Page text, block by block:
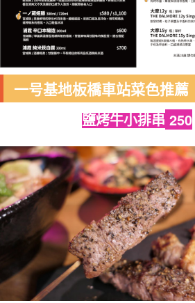
一号基地板橋車站菜色推薦
鹽烤牛小排串250